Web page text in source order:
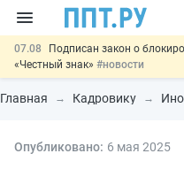
07.08
Подписан закон о
«Честный знак» #новости
07.08 Дистанционную работу
07.08
Важно
Разработают
Главная Кадровику
Опубликовано: 6 мая 2025